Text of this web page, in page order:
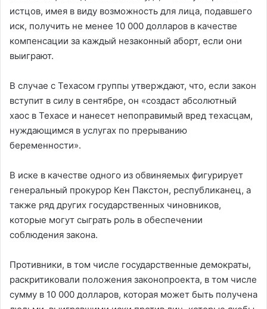
истцов, имея в виду возможность для лица, подавшего
иск, получить не менее 10 000 долларов в качестве
компенсации за каждый незаконный аборт, если они
выиграют.
В случае с Техасом группы утверждают, что, если закон
вступит в силу в сентябре, он «создаст абсолютный
хаос в Техасе и нанесет непоправимый вред техасцам,
нуждающимся в услугах по прерыванию
беременности».
В иске в качестве одного из обвиняемых фигурирует
генеральный прокурор Кен Пакстон, республиканец, а
также ряд других государственных чиновников,
которые могут сыграть роль в обеспечении
соблюдения закона.
Противники, в том числе государственные демократы,
раскритиковали положения законопроекта, в том числе
сумму в 10 000 долларов, которая может быть получена